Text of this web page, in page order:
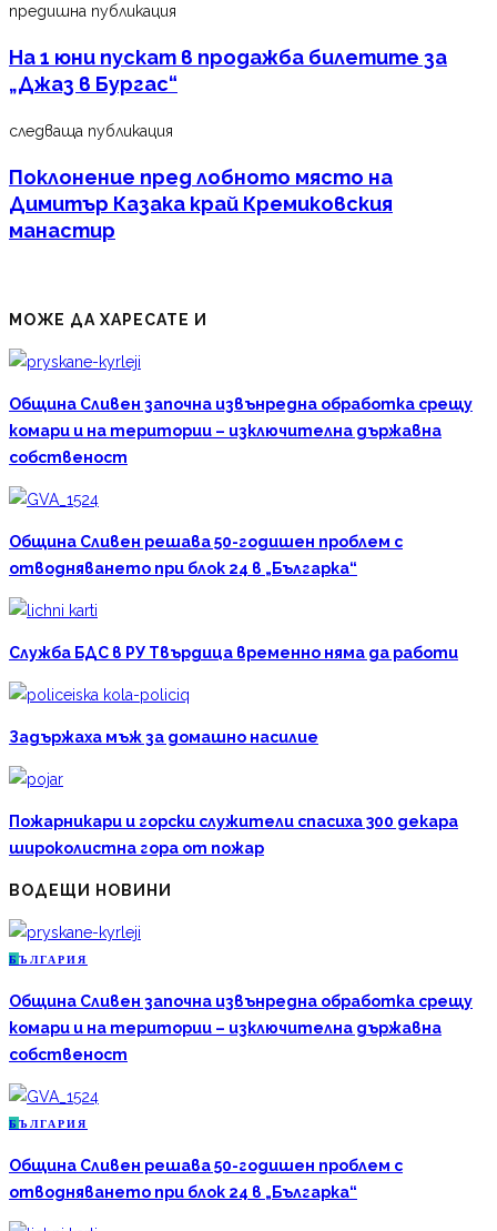
предишна публикация
На 1 юни пускат в продажба билетите за
„Джаз в Бургас“
следваща публикация
Поклонение пред лобното място на
Димитър Казака край Кремиковския
манастир
МОЖЕ ДА ХАРЕСАТЕ И
Община Сливен започна извънредна обработка срещу
комари и на територии – изключителна държавна
собственост
Община Сливен решава 50-годишен проблем с
отводняването при блок 24 в „Българка“
Служба БДС в РУ Твърдица временно няма да работи
Задържаха мъж за домашно насилие
Пожарникари и горски служители спасиха 300 декара
широколистна гора от пожар
ВОДЕЩИ НОВИНИ
Б ЪЛГАРИЯ
Община Сливен започна извънредна обработка срещу
комари и на територии – изключителна държавна
собственост
Б ЪЛГАРИЯ
Община Сливен решава 50-годишен проблем с
отводняването при блок 24 в „Българка“